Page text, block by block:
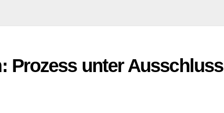
Prozess unter Ausschluss